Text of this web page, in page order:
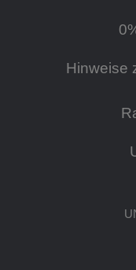
Hinweise